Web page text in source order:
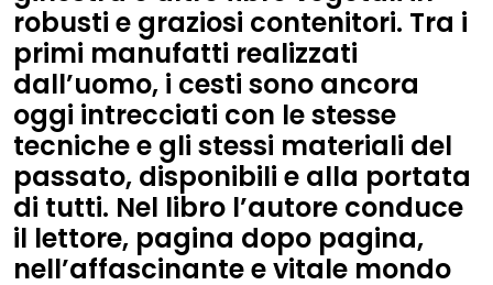
robusti e graziosi contenitori. Tra i
primi manufatti realizzati
dall’uomo, i cesti sono ancora
oggi intrecciati con le stesse
tecniche e gli stessi materiali del
passato, disponibili e alla portata
di tutti. Nel libro l’autore conduce
il lettore, pagina dopo pagina,
nell’affascinante e vitale mondo